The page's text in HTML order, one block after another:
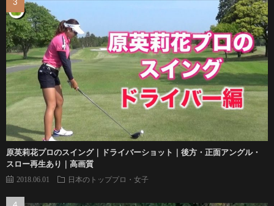
原英莉花プロのスイング｜ドライバーショット｜後方・正面アングル・
スロー再生あり｜高画質
2018.06.01 日本のトッププロ・女子